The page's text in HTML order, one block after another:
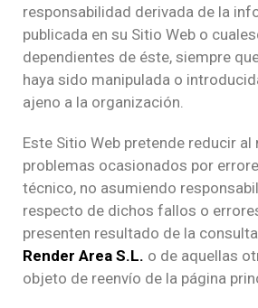
responsabilidad derivada de la
publicada en su Sitio Web o
dependientes de éste, siempre
haya sido manipulada o
ajeno a la organización.
Este Sitio Web pretende reducir
problemas ocasionados por
técnico, no asumiendo
respecto de dichos fallos o
presenten resultado de la
Render Area S.L. o de aquellas
objeto de reenvío de la página